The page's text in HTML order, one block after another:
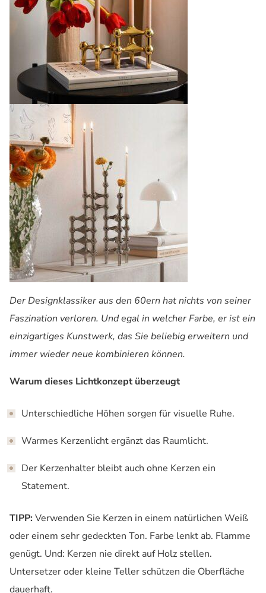
Der Designklassiker aus den 60ern hat nichts von seiner
Faszination verloren. Und egal in welcher Farbe, er ist ein
einzigartiges Kunstwerk, das Sie beliebig erweitern und
immer wieder neue kombinieren können.
Warum dieses Lichtkonzept überzeugt
Unterschiedliche Höhen sorgen für visuelle Ruhe.
Warmes Kerzenlicht ergänzt das Raumlicht.
Der Kerzenhalter bleibt auch ohne Kerzen ein
Statement.
TIPP: Verwenden Sie Kerzen in einem natürlichen Weiß
oder einem sehr gedeckten Ton. Farbe lenkt ab. Flamme
genügt. Und: Kerzen nie direkt auf Holz stellen.
Untersetzer oder kleine Teller schützen die Oberfläche
dauerhaft.